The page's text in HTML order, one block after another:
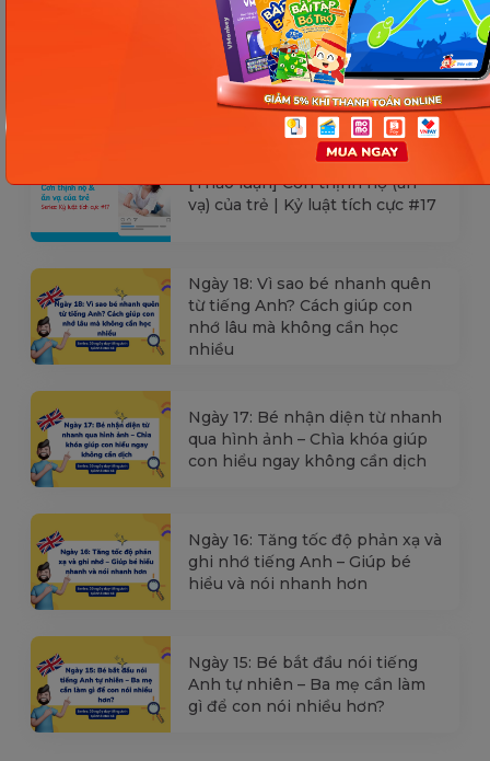
Các Bài Viết Mới Nhất
[Thảo luận] Cơn thịnh nộ (ăn
vạ) của trẻ | Kỷ luật tích cực #17
Ngày 18: Vì sao bé nhanh quên
từ tiếng Anh? Cách giúp con
nhớ lâu mà không cần học
nhiều
Ngày 17: Bé nhận diện từ nhanh
qua hình ảnh – Chìa khóa giúp
con hiểu ngay không cần dịch
Ngày 16: Tăng tốc độ phản xạ và
ghi nhớ tiếng Anh – Giúp bé
hiểu và nói nhanh hơn
Ngày 15: Bé bắt đầu nói tiếng
Anh tự nhiên – Ba mẹ cần làm
gì để con nói nhiều hơn?